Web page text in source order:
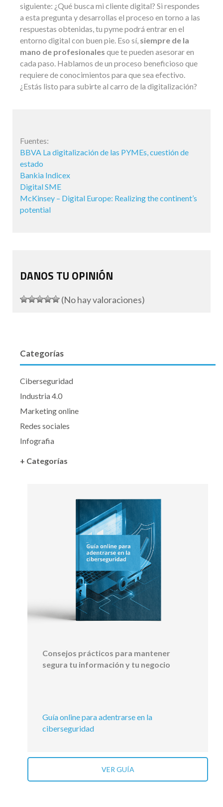
siguiente: ¿Qué busca mi cliente digital? Si respondes
a esta pregunta y desarrollas el proceso en torno a las
respuestas obtenidas, tu pyme podrá entrar en el
entorno digital con buen pie. Eso sí, siempre de la
mano de profesionales que te pueden asesorar en
cada paso. Hablamos de un proceso beneficioso que
requiere de conocimientos para que sea efectivo.
¿Estás listo para subirte al carro de la digitalización?
Fuentes:
BBVA La digitalización de las PYMEs, cuestión de
estado
Bankia Indicex
Digital SME
McKinsey – Digital Europe: Realizing the continent’s
potential
DANOS TU OPINIÓN
(No hay valoraciones)
Categorías
Ciberseguridad
Industria 4.0
Marketing online
Redes sociales
Infografia
+ Categorías
Consejos prácticos para mantener
segura tu información y tu negocio
Guía online para adentrarse en la
ciberseguridad
VER GUÍA